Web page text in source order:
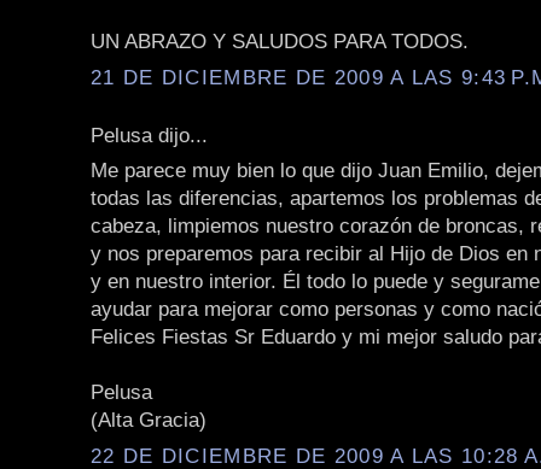
UN ABRAZO Y SALUDOS PARA TODOS.
21 DE DICIEMBRE DE 2009 A LAS 9:43
Pelusa dijo...
Me parece muy bien lo que dijo Juan Emilio,
todas las diferencias, apartemos los problemas
cabeza, limpiemos nuestro corazón de broncas,
y nos preparemos para recibir al Hijo de Dios en
y en nuestro interior. Él todo lo puede y
ayudar para mejorar como personas y como
Felices Fiestas Sr Eduardo y mi mejor saludo
Pelusa
(Alta Gracia)
22 DE DICIEMBRE DE 2009 A LAS 10:28